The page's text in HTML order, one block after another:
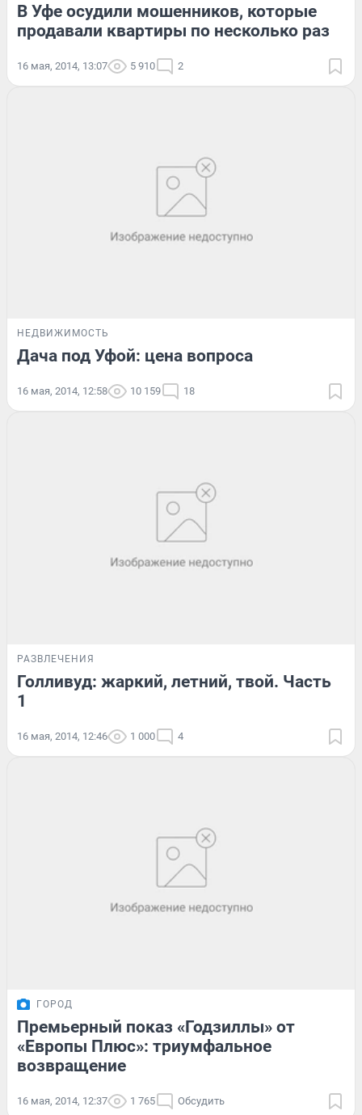
В Уфе осудили мошенников, которые
продавали квартиры по несколько раз
16 мая, 2014, 13:07 5 910 2
НЕДВИЖИМОСТЬ
Дача под Уфой: цена вопроса
16 мая, 2014, 12:58 10 159 18
РАЗВЛЕЧЕНИЯ
Голливуд: жаркий, летний, твой. Часть
1
16 мая, 2014, 12:46 1 000 4
ГОРОД
Премьерный показ «Годзиллы» от
«Европы Плюс»: триумфальное
возвращение
16 мая, 2014, 12:37 1 765 Обсудить